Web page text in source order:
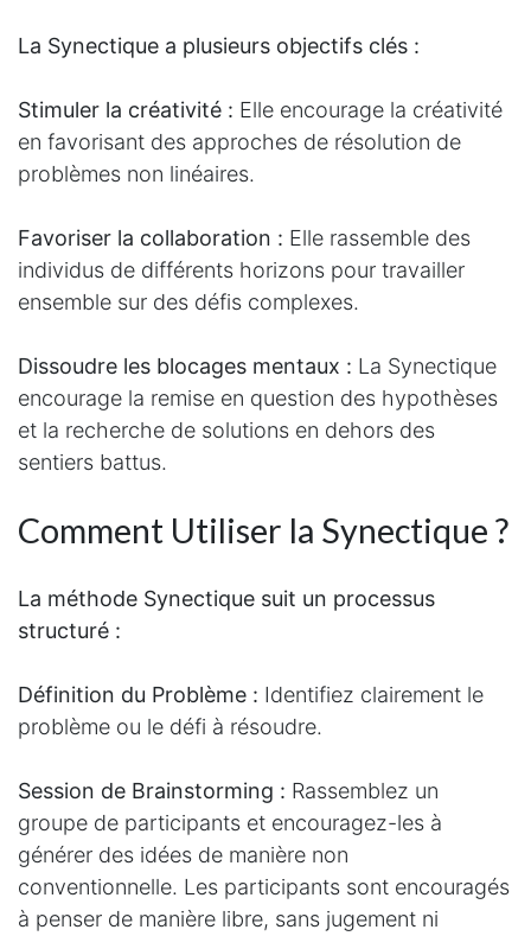
La Synectique a plusieurs objectifs clés :
Stimuler la créativité : Elle encourage la créativité
en favorisant des approches de résolution de
problèmes non linéaires.
Favoriser la collaboration : Elle rassemble des
individus de différents horizons pour travailler
ensemble sur des défis complexes.
Dissoudre les blocages mentaux : La Synectique
encourage la remise en question des hypothèses
et la recherche de solutions en dehors des
sentiers battus.
Comment Utiliser la Synectique ?
La méthode Synectique suit un processus
structuré :
Définition du Problème : Identifiez clairement le
problème ou le défi à résoudre.
Session de Brainstorming : Rassemblez un
groupe de participants et encouragez-les à
générer des idées de manière non
conventionnelle. Les participants sont encouragés
à penser de manière libre, sans jugement ni